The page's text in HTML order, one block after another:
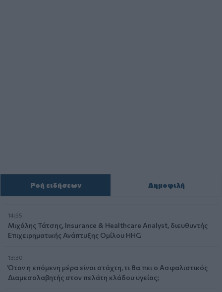
Ροή ειδήσεων Δημοφιλή
14:55
Μιχάλης Τάτσης, Insurance & Healthcare Analyst, διευθυντής
Επιχειρηματικής Ανάπτυξης Ομίλου HHG
13:30
Όταν η επόμενη μέρα είναι στάχτη, τι θα πει ο Ασφαλιστικός
Διαμεσολαβητής στον πελάτη κλάδου υγείας;